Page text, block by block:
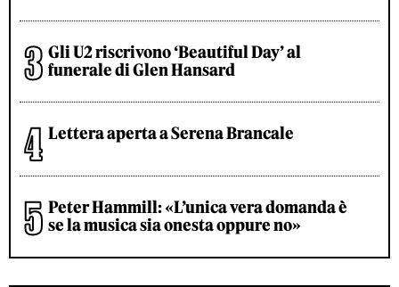
Gli U2 riscrivono ‘Beautiful Day’ al
funerale di Glen Hansard
Lettera aperta a Serena Brancale
Peter Hammill: «L’unica vera domanda è
se la musica sia onesta oppure no»